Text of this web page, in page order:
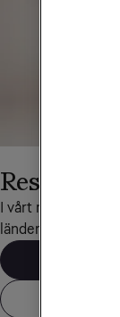
Reser du
I vårt
länder. I de